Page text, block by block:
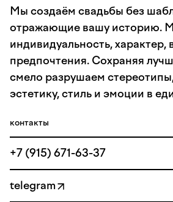
Мы создаём свадьбы без
отражающие вашу историю.
индивидуальность, характер,
предпочтения. Сохраняя
смело разрушаем
эстетику, стиль и эмоции в
контакты
+7 (915) 671-63-37
telegram